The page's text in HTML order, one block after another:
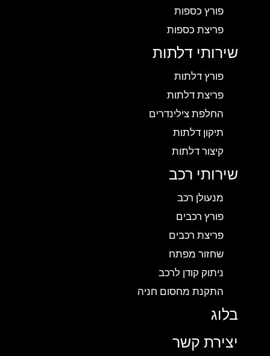
פורץ כספות
פריצת כספות
שירותי דלתות
פורץ דלתות
פריצת דלתות
החלפת צילינדרים
תיקון דלתות
קיצור דלתות
שירותי רכב
מנעולן רכב
פורץ רכבים
פריצת רכבים
שחזור מפתח
ניתוק קודן לרכב
התקנת מחסום חניה
בלוג
יצירת קשר